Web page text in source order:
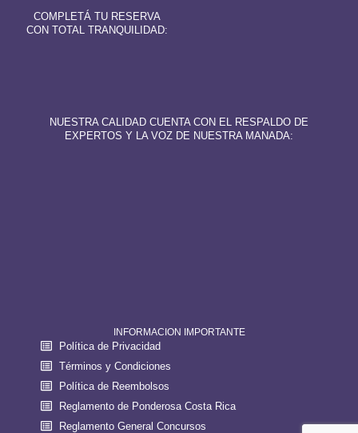
COMPLETÁ TU RESERVA
CON TOTAL TRANQUILIDAD:
NUESTRA CALIDAD CUENTA CON EL RESPALDO DE
EXPERTOS Y LA VOZ DE NUESTRA MANADA:
INFORMACION IMPORTANTE
Política de Privacidad
Términos y Condiciones
Política de Reembolsos
Reglamento de Ponderosa Costa Rica
Reglamento General Concursos